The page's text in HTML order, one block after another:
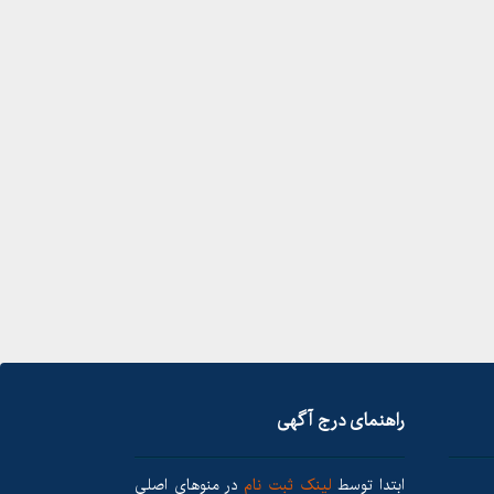
راهنمای درج آگهی
ابتدا توسط لینک ثبت نام در منوهای اصلی